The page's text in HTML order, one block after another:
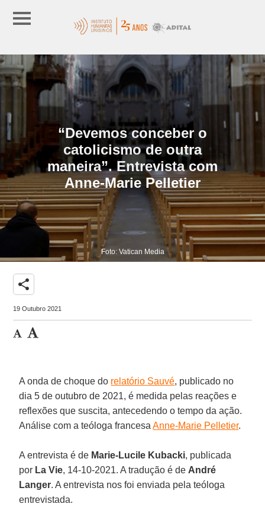
“Devemos conceber o
catolicismo de outra
maneira”. Entrevista com
Anne-Marie Pelletier
Foto: Vatican Media
share
19 Outubro 2021
A onda de choque do relatório Sauvé, publicado no
dia 5 de outubro de 2021, é medida pelas reações e
reflexões que suscita, antecedendo o tempo da ação.
Análise com a teóloga francesaAnne-Marie Pelletier.
A entrevista é de Marie-Lucile Kubacki, publicada
por La Vie, 14-10-2021. A tradução é de André
Langer. A entrevista nos foi enviada pela teóloga
entrevistada.